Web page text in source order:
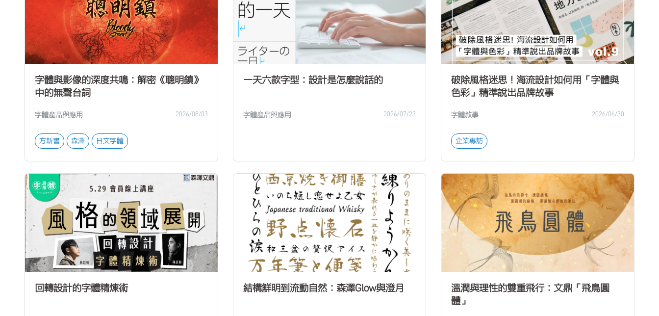
字體與影像的深度共鳴：解密《聰明鎮》
中的無聲台詞
字體產品與應用 2026/08/03
方新書 森澤 日文字體
一天六款字型：設計是怎麼說話的
字體產品與應用 2026/07/23
破除風格迷思！海流設計如何用「字體與
色彩」精準說出品牌故事
字體敘事 2026/06/30
企業專訪
回轉設計的字體精煉術 結構鮮明到流動自然：森澤Glow與澄月
溫潤與理性的雙重飛行：文鼎「飛鳥圓
體」